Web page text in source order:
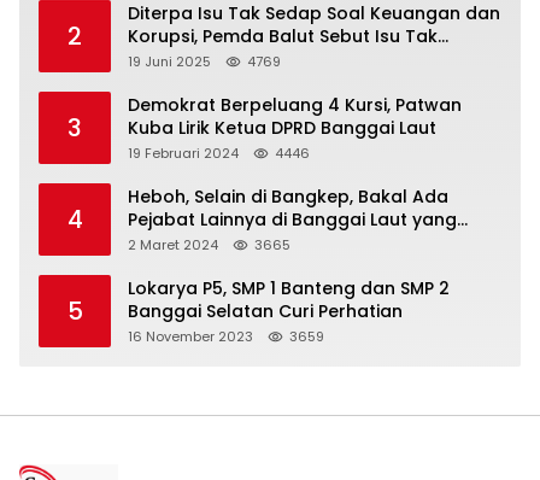
2
Diterpa Isu Tak Sedap Soal Keuangan dan
Korupsi, Pemda Balut Sebut Isu Tak
Berdasar
19 Juni 2025 4769
3
Demokrat Berpeluang 4 Kursi, Patwan
Kuba Lirik Ketua DPRD Banggai Laut
19 Februari 2024 4446
4
Heboh, Selain di Bangkep, Bakal Ada
Pejabat Lainnya di Banggai Laut yang
Bakal di Ciduk, Bagini Kata Kapolres!
2 Maret 2024 3665
5
Lokarya P5, SMP 1 Banteng dan SMP 2
Banggai Selatan Curi Perhatian
16 November 2023 3659